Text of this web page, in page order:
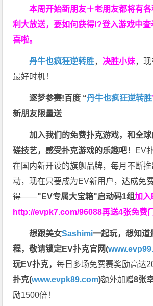
本周开始新朋友＋老朋友都将有
利大放送，要如何获得!?登入游戏中
喜啦。
丹牛也疯狂逆转胜， 决胜小妹，
最好时机！
逐梦参赛!百度 “丹牛也疯狂逆转胜
新朋友限量送
加入我们的免费扑克游戏，和全
磋技艺，感受扑克游戏的乐趣吧！ EV
在国内新开设的旗舰品牌，每月不断
动，现在只要成为EV新用户，达成免
得——"EV专属大宝箱"启动码1组加入
http://evpk7.com/96088再送4张免费
想跟美女Sashimi一起玩，想知道
程，敬请锁定EV扑克官网(
玩EV扑克，每日多场免费赛奖励高达
扑克(www.evpk89.com)额外加赠8张
励1500倍！